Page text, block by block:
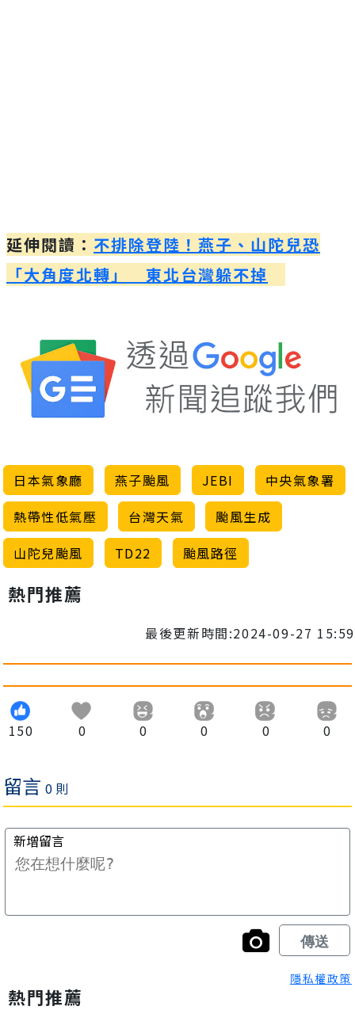
延伸閱讀： 不排除登陸！燕子、山陀兒恐
「大角度北轉」 東北台灣躲不掉
日本氣象廳 燕子颱風 JEBI
中央氣象署
熱帶性低氣壓
台灣天氣
颱風生成
山陀兒颱風
TD22 颱風路徑
熱門推薦
最後更新時間:2024-09-27 15:59
150 0 0 0 0 0
隱私權政策
熱門推薦